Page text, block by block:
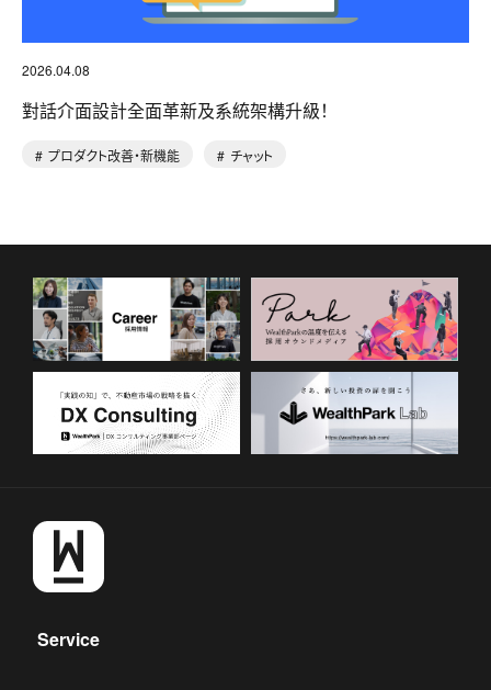
2026.04.08
對話介面設計全面革新及系統架構升級！
プロダクト改善・新機能 チャット
Service